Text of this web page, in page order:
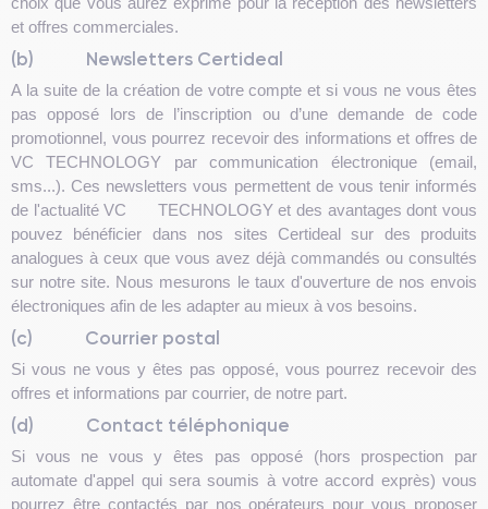
et offres commerciales.
(b) Newsletters Certideal
A la suite de la création de votre compte et si vous ne vous êtes
pas opposé lors de l’inscription ou d’une demande de code
promotionnel, vous pourrez recevoir des informations et offres de
VC TECHNOLOGY par communication électronique (email,
sms...). Ces newsletters vous permettent de vous tenir informés
de l'actualité VC TECHNOLOGY et des avantages dont vous
pouvez bénéficier dans nos sites Certideal sur des produits
analogues à ceux que vous avez déjà commandés ou consultés
sur notre site. Nous mesurons le taux d'ouverture de nos envois
électroniques afin de les adapter au mieux à vos besoins.
(c) Courrier postal
Si vous ne vous y êtes pas opposé, vous pourrez recevoir des
offres et informations par courrier, de notre part.
(d) Contact téléphonique
Si vous ne vous y êtes pas opposé (hors prospection par
automate d'appel qui sera soumis à votre accord exprès) vous
pourrez être contactés par nos opérateurs pour vous proposer